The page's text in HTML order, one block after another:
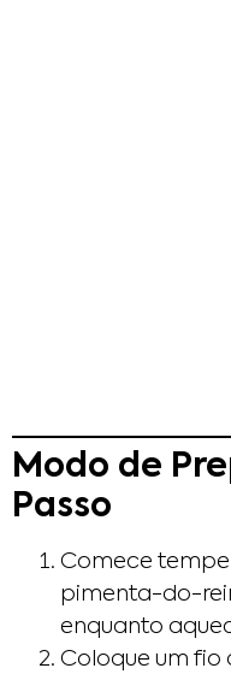
Modo de
Passo
Comece
pimenta-do-
enquanto
Coloque um fio